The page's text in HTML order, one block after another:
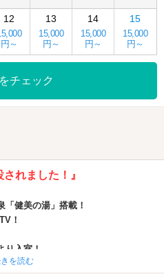
12
円～
13
15,000
円～
14
15,000
円～
15
15,000
円～
チェック
れました！』
健美の湯」搭載！
！
り入室！
を読む